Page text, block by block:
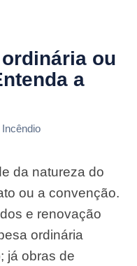
ou
a
da natureza do
ou a convenção.
e renovação
ordinária
já obras de